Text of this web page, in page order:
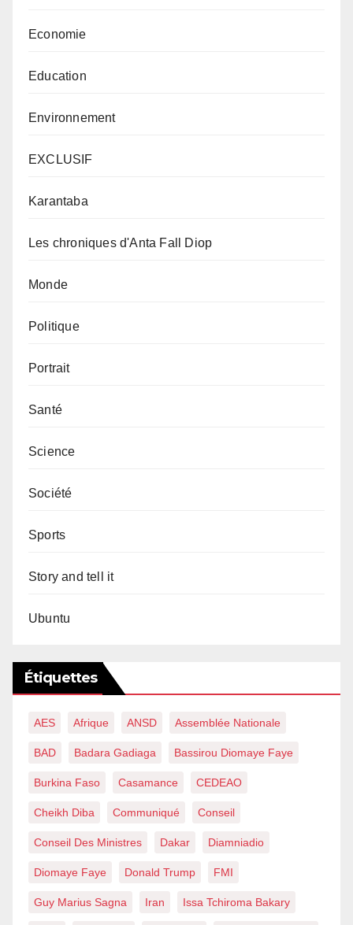
Economie
Education
Environnement
EXCLUSIF
Karantaba
Les chroniques d'Anta Fall Diop
Monde
Politique
Portrait
Santé
Science
Société
Sports
Story and tell it
Ubuntu
Étiquettes
AES Afrique ANSD Assemblée Nationale
BAD Badara Gadiaga Bassirou Diomaye Faye
Burkina Faso Casamance CEDEAO
Cheikh Diba Communiqué Conseil
Conseil Des Ministres Dakar Diamniadio
Diomaye Faye Donald Trump FMI
Guy Marius Sagna Iran Issa Tchiroma Bakary